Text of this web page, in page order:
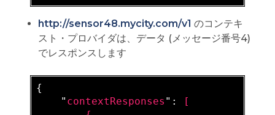
http://sensor48.mycity.com/v1 のコンテキ
スト・プロバイダは、データ (メッセージ番号4)
でレスポンスします
{
    "
contextResponses ":
[